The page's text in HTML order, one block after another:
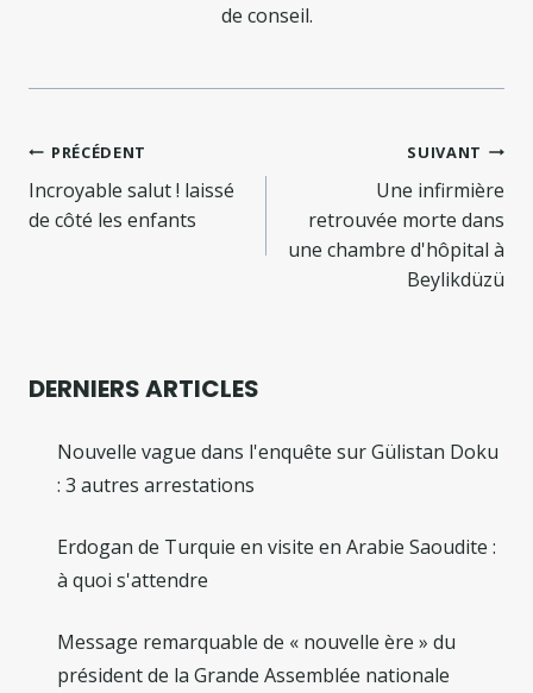
de conseil.
Navigation
de
PRÉCÉDENT
Incroyable salut ! laissé
de côté les enfants
SUIVANT
Une infirmière
retrouvée morte dans
une chambre d'hôpital à
Beylikdüzü
DERNIERS ARTICLES
Nouvelle vague dans l'enquête sur Gülistan Doku
: 3 autres arrestations
Erdogan de Turquie en visite en Arabie Saoudite :
à quoi s'attendre
Message remarquable de « nouvelle ère » du
président de la Grande Assemblée nationale